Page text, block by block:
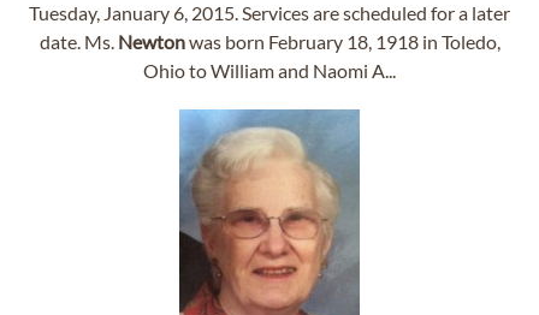
Tuesday, January 6, 2015. Services are scheduled for a later
date. Ms. Newtonwas born February 18, 1918 in Toledo,
Ohio to William and Naomi A...